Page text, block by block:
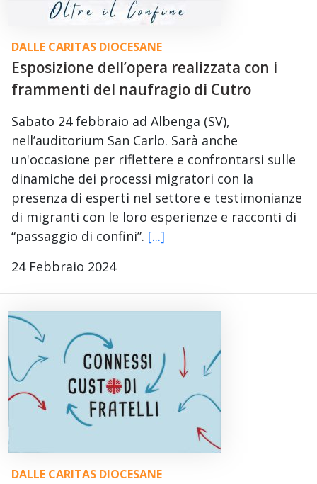
DALLE CARITAS DIOCESANE
Esposizione dell’opera realizzata con i
frammenti del naufragio di Cutro
Sabato 24 febbraio ad Albenga (SV),
nell’auditorium San Carlo. Sarà anche
un'occasione per riflettere e confrontarsi sulle
dinamiche dei processi migratori con la
presenza di esperti nel settore e testimonianze
di migranti con le loro esperienze e racconti di
“passaggio di confini”. [...]
24 Febbraio 2024
DALLE CARITAS DIOCESANE